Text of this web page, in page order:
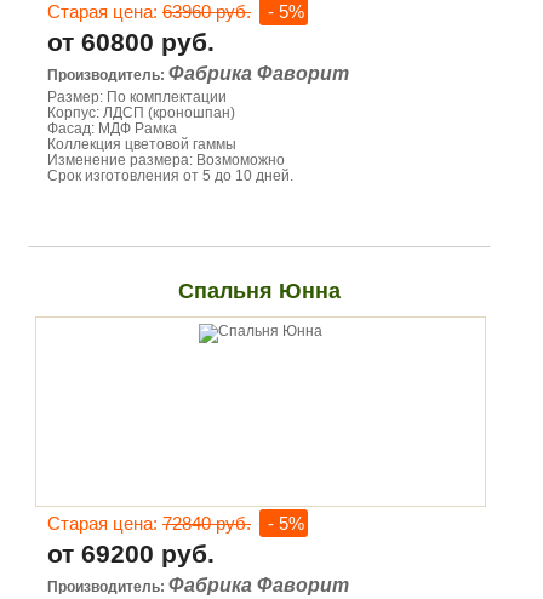
Старая цена: 63960 руб. - 5%
от 60800 руб.
Производитель: Фабрика Фаворит
Размер: По комплектации
Корпус: ЛДСП (кроношпан)
Фасад: МДФ Рамка
Коллекция цветовой гаммы
Изменение размера: Возмоможно
Срок изготовления от 5 до 10 дней.
Спальня Юнна
Старая цена: 72840 руб. - 5%
от 69200 руб.
Производитель: Фабрика Фаворит